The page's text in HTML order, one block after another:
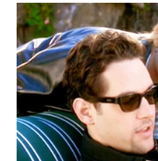
WN
BOROBUDUR
WN
MADURA
WN
SURABAYA